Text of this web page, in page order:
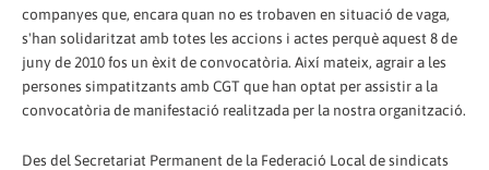
companyes que, encara quan no es trobaven en situació de vaga,
s'han solidaritzat amb totes les accions i actes perquè aquest 8 de
juny de 2010 fos un èxit de convocatòria. Així mateix, agrair a les
persones simpatitzants amb CGT que han optat per assistir a la
convocatòria de manifestació realitzada per la nostra organització.
Des del Secretariat Permanent de la Federació Local de sindicats